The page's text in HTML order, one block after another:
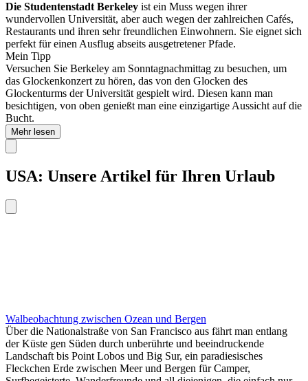
Die Studentenstadt Berkeley ist ein Muss wegen ihrer
wundervollen Universität, aber auch wegen der zahlreichen Cafés,
Restaurants und ihren sehr freundlichen Einwohnern. Sie eignet sich
perfekt für einen Ausflug abseits ausgetretener Pfade.
Mein Tipp
Versuchen Sie Berkeley am Sonntagnachmittag zu besuchen, um
das Glockenkonzert zu hören, das von den Glocken des
Glockenturms der Universität gespielt wird. Diesen kann man
besichtigen, von oben genießt man eine einzigartige Aussicht auf die
Bucht.
Mehr lesen
USA: Unsere Artikel für Ihren Urlaub
Walbeobachtung zwischen Ozean und Bergen
Über die Nationalstraße von San Francisco aus fährt man entlang
der Küste gen Süden durch unberührte und beeindruckende
Landschaft bis Point Lobos und Big Sur, ein paradiesisches
Fleckchen Erde zwischen Meer und Bergen für Camper,